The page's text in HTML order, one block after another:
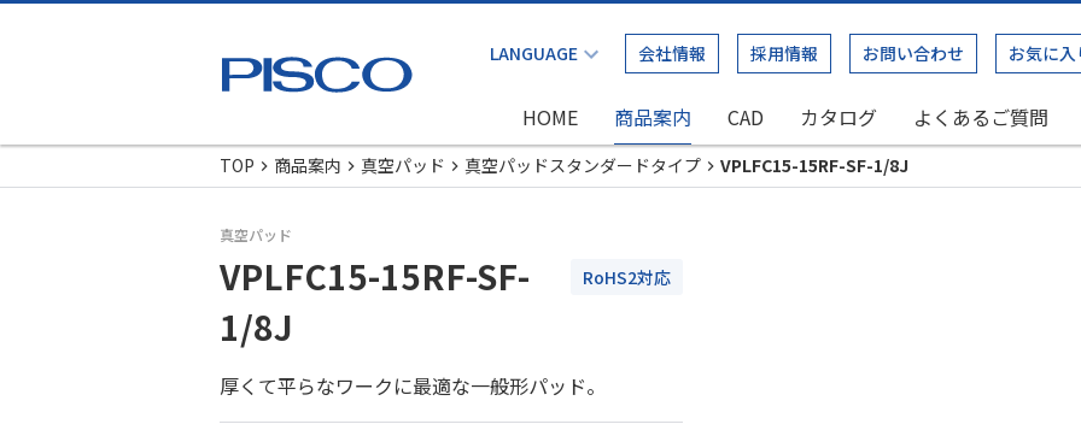
会社情報 採用情報 お問い合わせ お気に入
HOME 商品案内 CAD カタログ よくあるご質問
TOP
商品案内 真空パッド 真空パッドスタンダードタイプ VPLFC15-15RF-SF-1/8J
真空パッド
VPLFC15-15RF-SF-
1/8J
RoHS2対応
厚くて平らなワークに最適な一般形パッド。